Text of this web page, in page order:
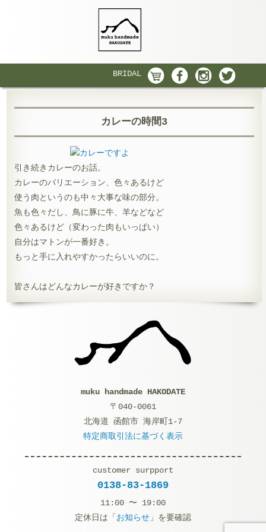
BRIDAL
カレーの時間3
引き続きカレーのお話。
カレーのバリエーション、色々あるけど
使う肉というのも中々大事な味の部分。
魚も色々だし、鳥に豚に牛、羊などなど
色々あるけど（変わった肉もいっぱい）
自分はマトンが一番好き。
もっと手に入れやすかったらいいのに。
皆さんはどんなカレーが好きですか？
muku handmade HAKODATE
〒040-0061
北海道 函館市 海岸町1-7
特定商取引法に基づく表示
customer surpport
0138-83-1869
11:00 〜 19:00
定休日は「 お知らせ 」を要確認